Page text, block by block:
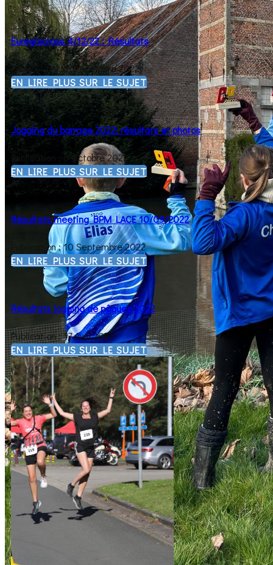
Euregiocross 4/12/22 : Résultats
Publication : 5 Décembre 2022
EN LIRE PLUS SUR LE SUJET
Jogging du barrage 2022: résultats et photos
Publication : 8 Octobre 2022
EN LIRE PLUS SUR LE SUJET
Résultats meeting BPM LACE 10/09/2022
Publication : 10 Septembre 2022
EN LIRE PLUS SUR LE SUJET
Résultats jogging de pâques 2022
Publication : 17 Avril 2022
EN LIRE PLUS SUR LE SUJET